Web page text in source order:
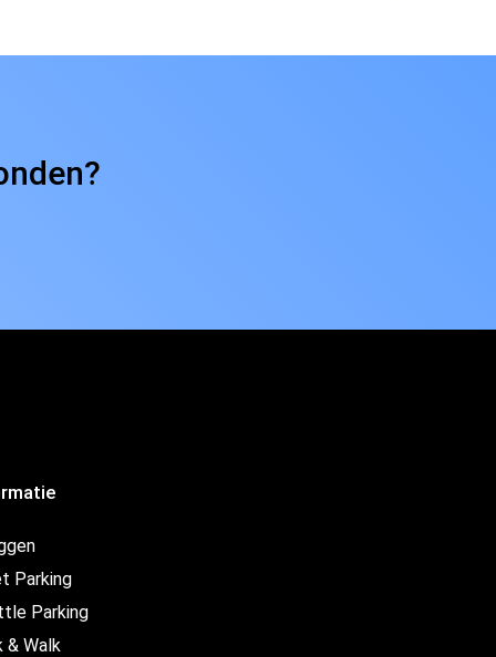
Parking
Parking
& Walk